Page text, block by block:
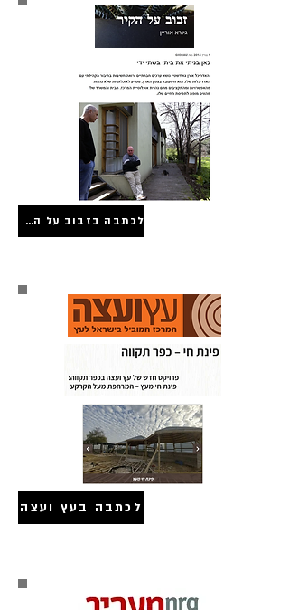
לכתבה בזבוב על הקיר
לכתבה בעץ ועצה